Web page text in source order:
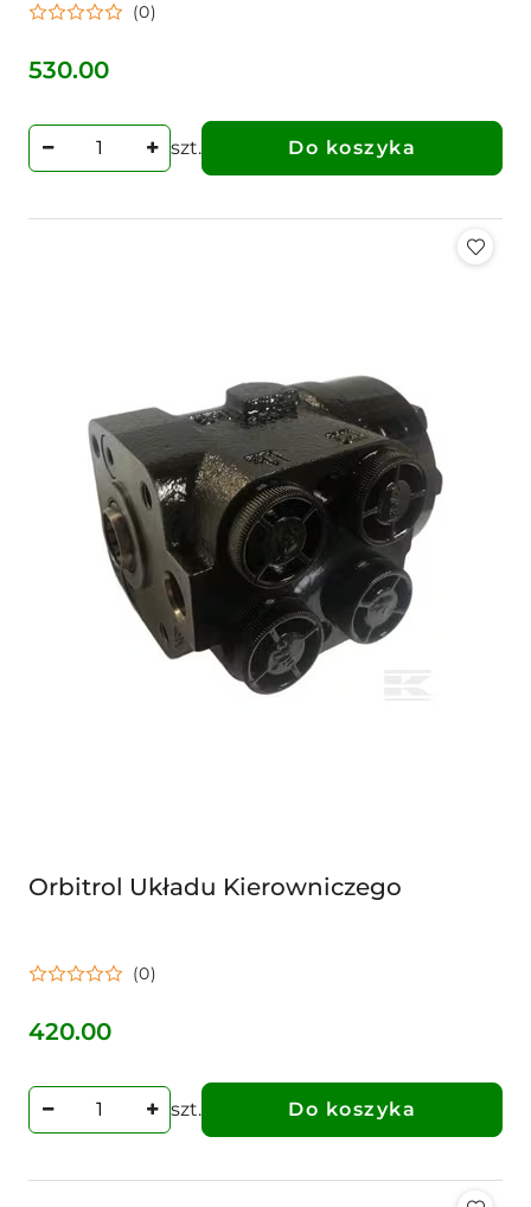
(0)
Cena:
530.00
szt. Do koszyka
Orbitrol Układu Kierowniczego
(0)
Cena:
420.00
szt. Do koszyka